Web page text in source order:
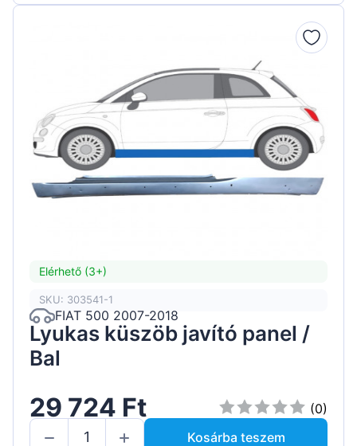
Elérhető (3+)
SKU: 303541-1
FIAT 500 2007-2018
Lyukas küszöb javító panel /
Bal
29 724 Ft
(0)
Kosárba teszem